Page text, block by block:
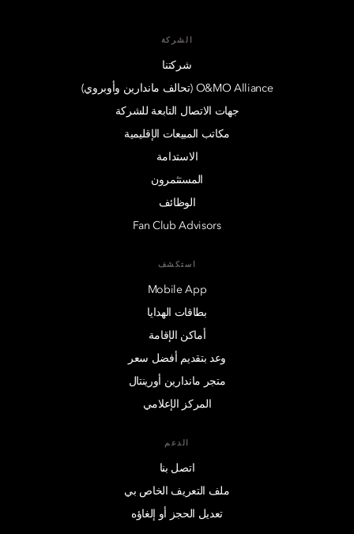
الشركة
شركتنا
O&MO Alliance (تحالف ماندارين وأوبروي)
جهات الاتصال التابعة للشركة
مكاتب المبيعات الإقليمية
الاستدامة
المستثمرون
الوظائف
Fan Club Advisors
استكشف
Mobile App
بطاقات الهدايا
أماكن الإقامة
وعد بتقديم أفضل سعر
متجر ماندارين أورينتال
المركز الإعلامي
الدعم
اتصل بنا
ملف التعريف الخاص بي
تعديل الحجز أو إلغاؤه